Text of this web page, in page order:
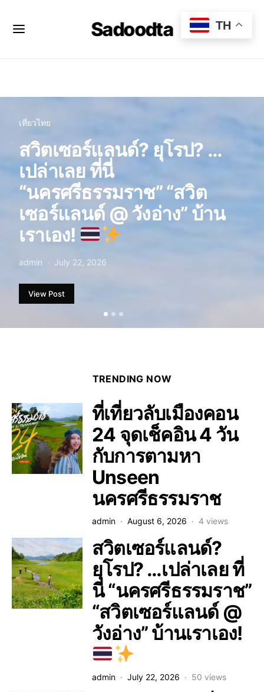
Sadoodta
เที่ยวไทย
สวิตเซอร์แลนด์? ยุโรป? …
เปล่าเลย ที่นี่
“นครศรีธรรมราช” “สวิต
เซอร์แลนด์ @ วังอ่าง” บ้าน
เราเอง!
admin July 22, 2026
View Post
TRENDING NOW
ที่เที่ยวลับเมืองคอน
24 จุดเช็คอิน 4 วัน
กับการตามหา
Unseen
นครศรีธรรมราช
admin August 6, 2026 4 views
สวิตเซอร์แลนด์?
ยุโรป? …เปล่าเลย ที่
นี่ “นครศรีธรรมราช”
“สวิตเซอร์แลนด์ @
วังอ่าง” บ้านเราเอง!
admin July 22, 2026 50 views
TH